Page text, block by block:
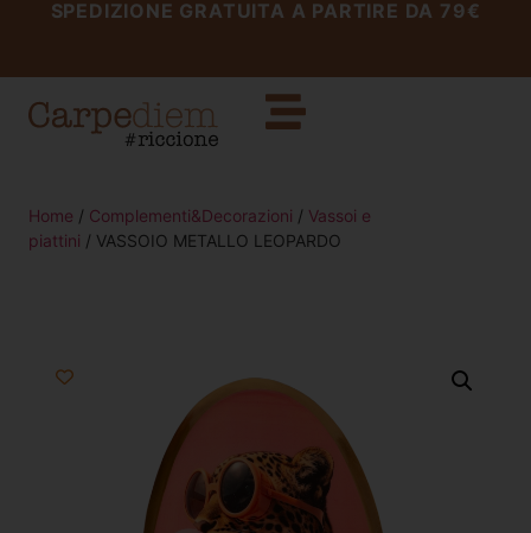
SPEDIZIONE GRATUITA A PARTIRE DA 79€
Home / Complementi&Decorazioni / Vassoi e
piattini / VASSOIO METALLO LEOPARDO